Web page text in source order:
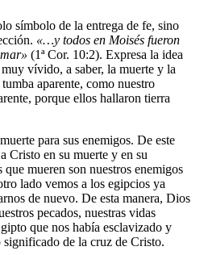
símbolo de la entrega de fe, sino
«…y todos en Moisés fueron
(1ª Cor. 10:2). Expresa la idea
vívido, a saber, la muerte y la
aparente, como nuestro
porque ellos hallaron tierra
para sus enemigos. De este
Cristo en su muerte y en su
mueren son nuestros enemigos
lado vemos a los egipcios ya
de nuevo. De esta manera, Dios
pecados, nuestras vidas
que nos había esclavizado y
de la cruz de Cristo.